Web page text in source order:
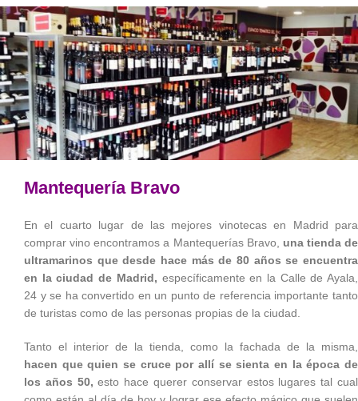
Mantequería Bravo
En el cuarto lugar de las mejores vinotecas en Madrid para
comprar vino encontramos a Mantequerías Bravo, una tienda de
ultramarinos que desde hace más de 80 años se encuentra
en la ciudad de Madrid, específicamente en la Calle de Ayala,
24 y se ha convertido en un punto de referencia importante tanto
de turistas como de las personas propias de la ciudad.
Tanto el interior de la tienda, como la fachada de la misma,
hacen que quien se cruce por allí se sienta en la época de
los años 50, esto hace querer conservar estos lugares tal cual